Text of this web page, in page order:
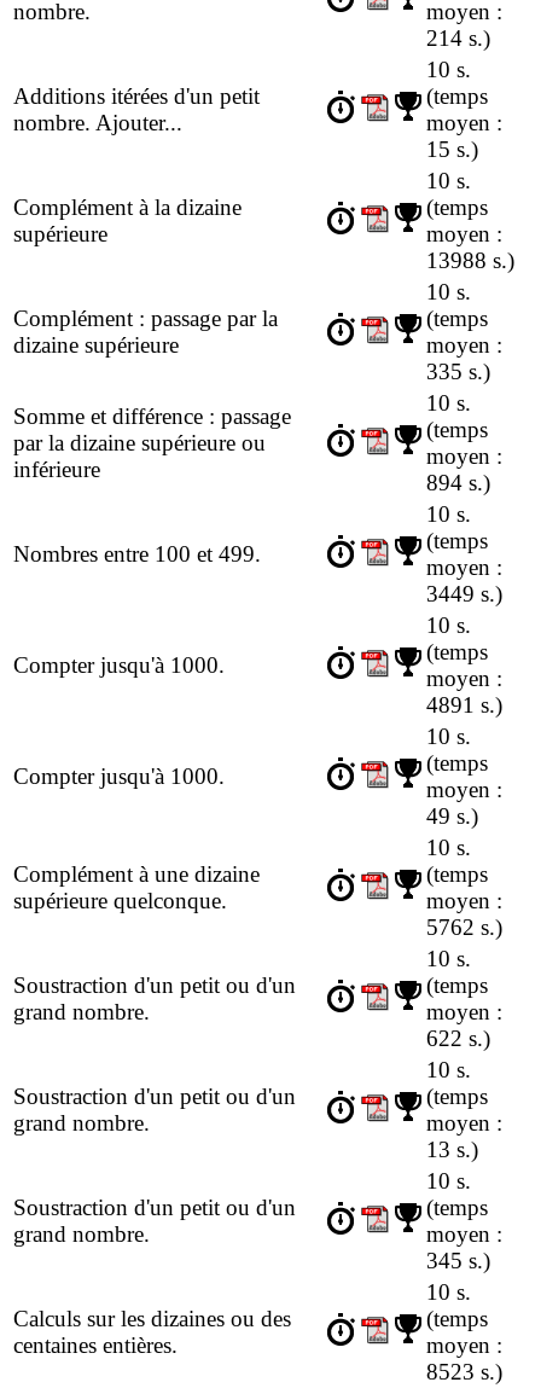
nombre.
moyen :
214 s.)
Additions itérées d'un petit
nombre. Ajouter...
10 s.
(temps
moyen :
15 s.)
Complément à la dizaine
supérieure
10 s.
(temps
moyen :
13988 s.)
Complément : passage par la
dizaine supérieure
10 s.
(temps
moyen :
335 s.)
Somme et différence : passage
par la dizaine supérieure ou
inférieure
10 s.
(temps
moyen :
894 s.)
Nombres entre 100 et 499.
10 s.
(temps
moyen :
3449 s.)
Compter jusqu'à 1000.
10 s.
(temps
moyen :
4891 s.)
Compter jusqu'à 1000.
10 s.
(temps
moyen :
49 s.)
Complément à une dizaine
supérieure quelconque.
10 s.
(temps
moyen :
5762 s.)
Soustraction d'un petit ou d'un
grand nombre.
10 s.
(temps
moyen :
622 s.)
Soustraction d'un petit ou d'un
grand nombre.
10 s.
(temps
moyen :
13 s.)
Soustraction d'un petit ou d'un
grand nombre.
10 s.
(temps
moyen :
345 s.)
Calculs sur les dizaines ou des
centaines entières.
10 s.
(temps
moyen :
8523 s.)